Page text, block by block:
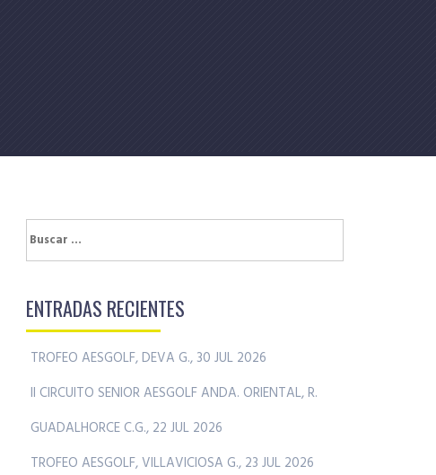
Buscar:
ENTRADAS RECIENTES
TROFEO AESGOLF, DEVA G., 30 JUL 2026
II CIRCUITO SENIOR AESGOLF ANDA. ORIENTAL, R.
GUADALHORCE C.G., 22 JUL 2026
TROFEO AESGOLF, VILLAVICIOSA G., 23 JUL 2026